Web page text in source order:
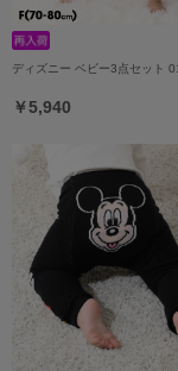
ディズニー ベビー3点セット
￥5,940